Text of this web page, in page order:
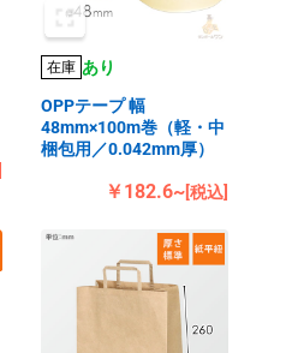
在庫 あり
OPPテープ 幅
48mm×100m巻（軽・中
梱包用／0.042mm厚）
￥182.6~[税込]